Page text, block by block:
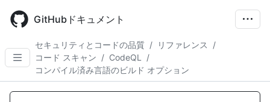
main
GitHubドキュメント
セキュリティとコードの品質 / リファレンス
/
コード スキャン / CodeQL
/
コンパイル済み言語のビルド オプション